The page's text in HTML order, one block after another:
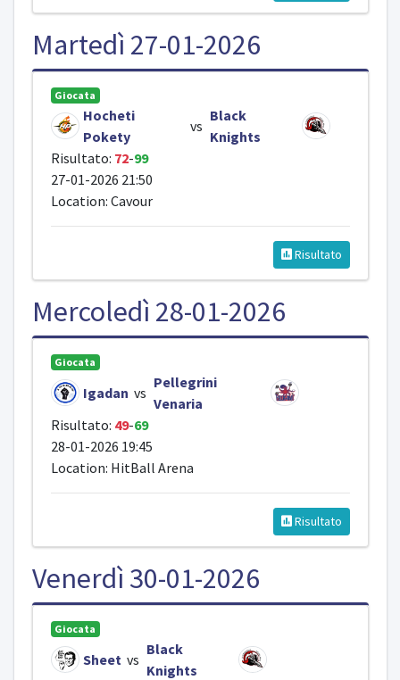
Martedì 27-01-2026
Giocata
Hocheti
Pokety
vs
Black
Knights
Risultato: 72-99
27-01-2026 21:50
Location: Cavour
Risultato
Mercoledì 28-01-2026
Giocata
Igadan vs
Pellegrini
Venaria
Risultato: 49-69
28-01-2026 19:45
Location: HitBall Arena
Risultato
Venerdì 30-01-2026
Giocata
Sheet vs
Black
Knights